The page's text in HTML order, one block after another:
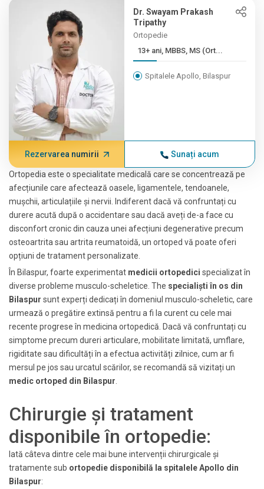
Dr. Swayam Prakash
Tripathy
Ortopedie
13+ ani, MBBS, MS (Ort...
Spitalele Apollo, Bilaspur
Rezervarea numirii Sunați acum
Ortopedia este o specialitate medicală care se concentrează pe
afecțiunile care afectează oasele, ligamentele, tendoanele,
mușchii, articulațiile și nervii. Indiferent dacă vă confruntați cu
durere acută după o accidentare sau dacă aveți de-a face cu
disconfort cronic din cauza unei afecțiuni degenerative precum
osteoartrita sau artrita reumatoidă, un ortoped vă poate oferi
opțiuni de tratament personalizate.
În Bilaspur, foarte experimentat medicii ortopedici specializat în
diverse probleme musculo-scheletice. The specialişti în os din
Bilaspur sunt experți dedicați în domeniul musculo-scheletic, care
urmează o pregătire extinsă pentru a fi la curent cu cele mai
recente progrese în medicina ortopedică. Dacă vă confruntați cu
simptome precum dureri articulare, mobilitate limitată, umflare,
rigiditate sau dificultăți în a efectua activități zilnice, cum ar fi
mersul pe jos sau urcatul scărilor, se recomandă să vizitați un
medic ortoped din Bilaspur
Chirurgie și tratament
disponibile în ortopedie:
Iată câteva dintre cele mai bune intervenții chirurgicale și
tratamente sub ortopedie disponibilă la spitalele Apollo din
Bilaspur: